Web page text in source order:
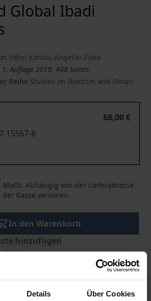
Details Über Cookies
Global Ibadi
Yohei Kondo, Angeliki Ziaka
Auflage 2019, 408 Seiten
Reihe Studies on Ibadism and Oman
68,00 €
15567-8
MwSt. Abhängig von der Lieferadresse
Kasse variieren.
In den Warenkorb
hinzufügen